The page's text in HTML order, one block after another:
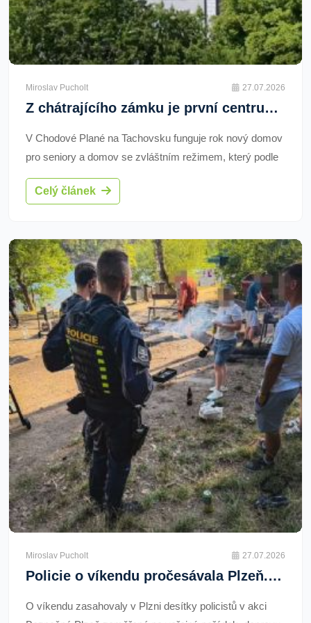
Miroslav Pucholt 27.07.2026
Z chátrajícího zámku je první centrum dlouhodobé péče v Česku. Téměř se zaplnilo
V Chodové Plané na Tachovsku funguje rok nový domov
pro seniory a domov se zvláštním režimem, který podle
České asociace pojišťoven představuje první
provozované centrum dlouhodobé péče v Česku.
lidí a má sloužit jako pilot pro rozšíření sítě až na dvacet
center.
Celý článek
Miroslav Pucholt 27.07.2026
Policie o víkendu pročesávala Plzeň. Zaměřila se na drogy, alkohol i hledané osoby
O víkendu zasahovaly v Plzni desítky policistů v akci